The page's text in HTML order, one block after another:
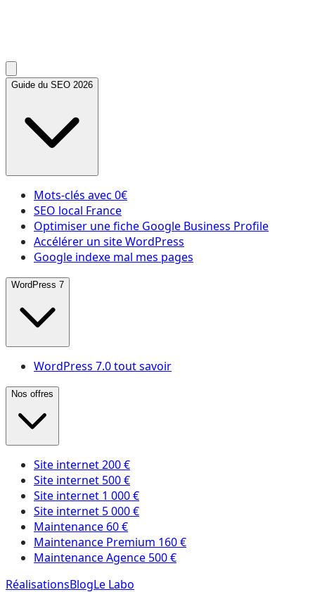
Guide du SEO 2026
Mots-clés avec 0€
SEO local France
Optimiser une fiche Google Business Profile
Accélérer un site WordPress
Google indexe mal mes pages
WordPress 7
WordPress 7.0 tout savoir
Nos offres
Site internet 200 €
Site internet 500 €
Site internet 1 000 €
Site internet 5 000 €
Maintenance 60 €
Maintenance Premium 160 €
Maintenance Agence 500 €
RéalisationsBlogLe Labo